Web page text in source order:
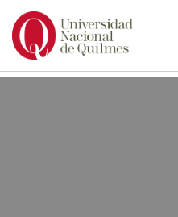
Ir